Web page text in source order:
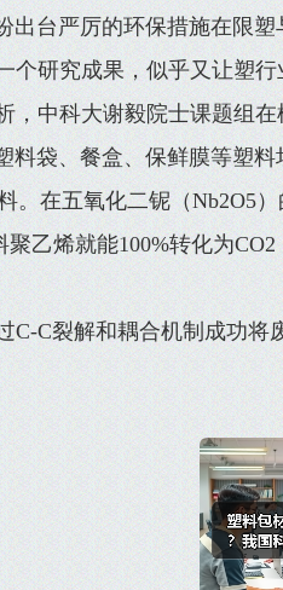
出台严厉的环保措施在限塑
个研究成果，似乎又让塑行
，中科大谢毅院士课题组
料袋、餐盒、保鲜膜等塑
。在五氧化二铌（Nb2O5
聚乙烯就能100%转化为
C-C裂解和耦合机制成功